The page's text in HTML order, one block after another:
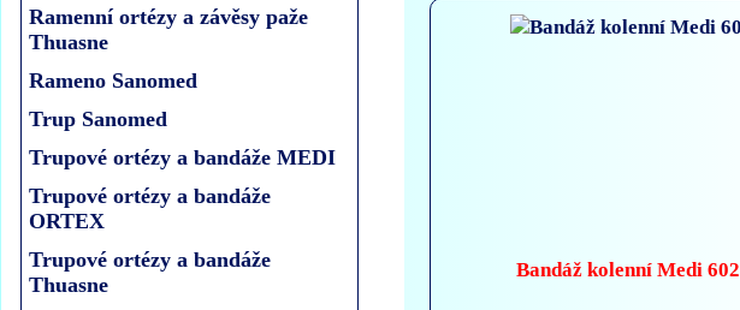
Ramenní ortézy a závěsy paže
Thuasne
Rameno Sanomed
Trup Sanomed
Trupové ortézy a bandáže MEDI
Trupové ortézy a bandáže
ORTEX
Trupové ortézy a bandáže
Thuasne
Bandáž kolenní Medi 602